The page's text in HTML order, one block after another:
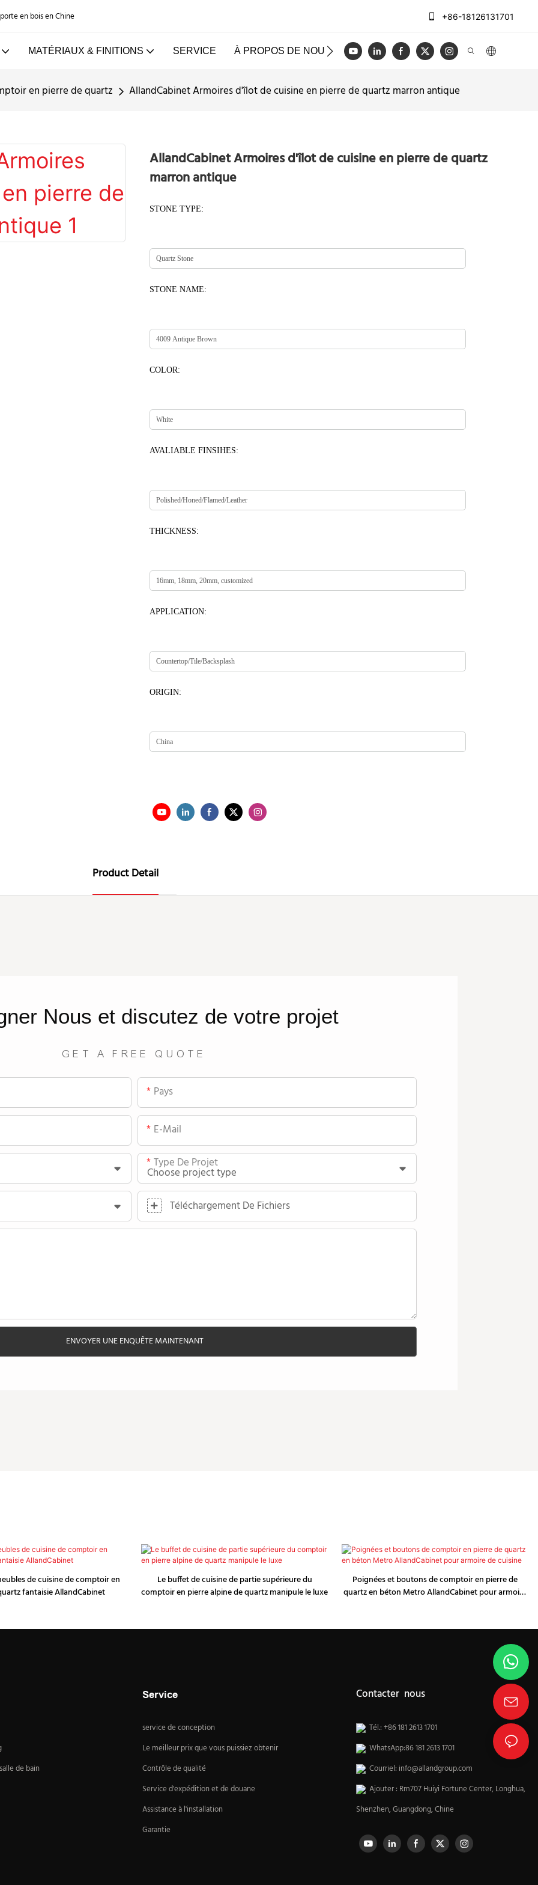
en bois en Chine +86-18126131701
MATÉRIAUX & FINITIONS SERVICE À PROPOS DE NOUS CAS BLOG VIDÉO NOUS
en pierre de quartz AllandCabinet Armoires d'îlot de cuisine en pierre de quartz marron antique
AllandCabinet Armoires d'îlot de cuisine en pierre de quartz
marron antique
STONE TYPE:
STONE NAME:
COLOR:
AVALIABLE FINSIHES:
THICKNESS:
APPLICATION:
ORIGIN:
Product Detail
Nous et discutez de votre projet
GET A FREE QUOTE
Pays
E-Mail
Type De Projet
Téléchargement De Fichiers
ENVOYER UNE ENQUÊTE MAINTENANT
de cuisine de comptoir en
fantaisie AllandCabinet
Le buffet de cuisine de partie supérieure du
comptoir en pierre alpine de quartz manipule le luxe
Poignées et boutons de comptoir en pierre de
quartz en béton Metro AllandCabinet pour armoire
de bain
Service
service de conception
Le meilleur prix que vous puissiez obtenir
Contrôle de qualité
Service d'expédition et de douane
Assistance à l'installation
Garantie
Contacter nous
Tél.: +86 181 2613 1701
WhatsApp:86 181 2613 1701
Courriel: info@allandgroup.com
Ajouter : Rm707 Huiyi Fortune Center, Longhua,
Shenzhen, Guangdong, Chine